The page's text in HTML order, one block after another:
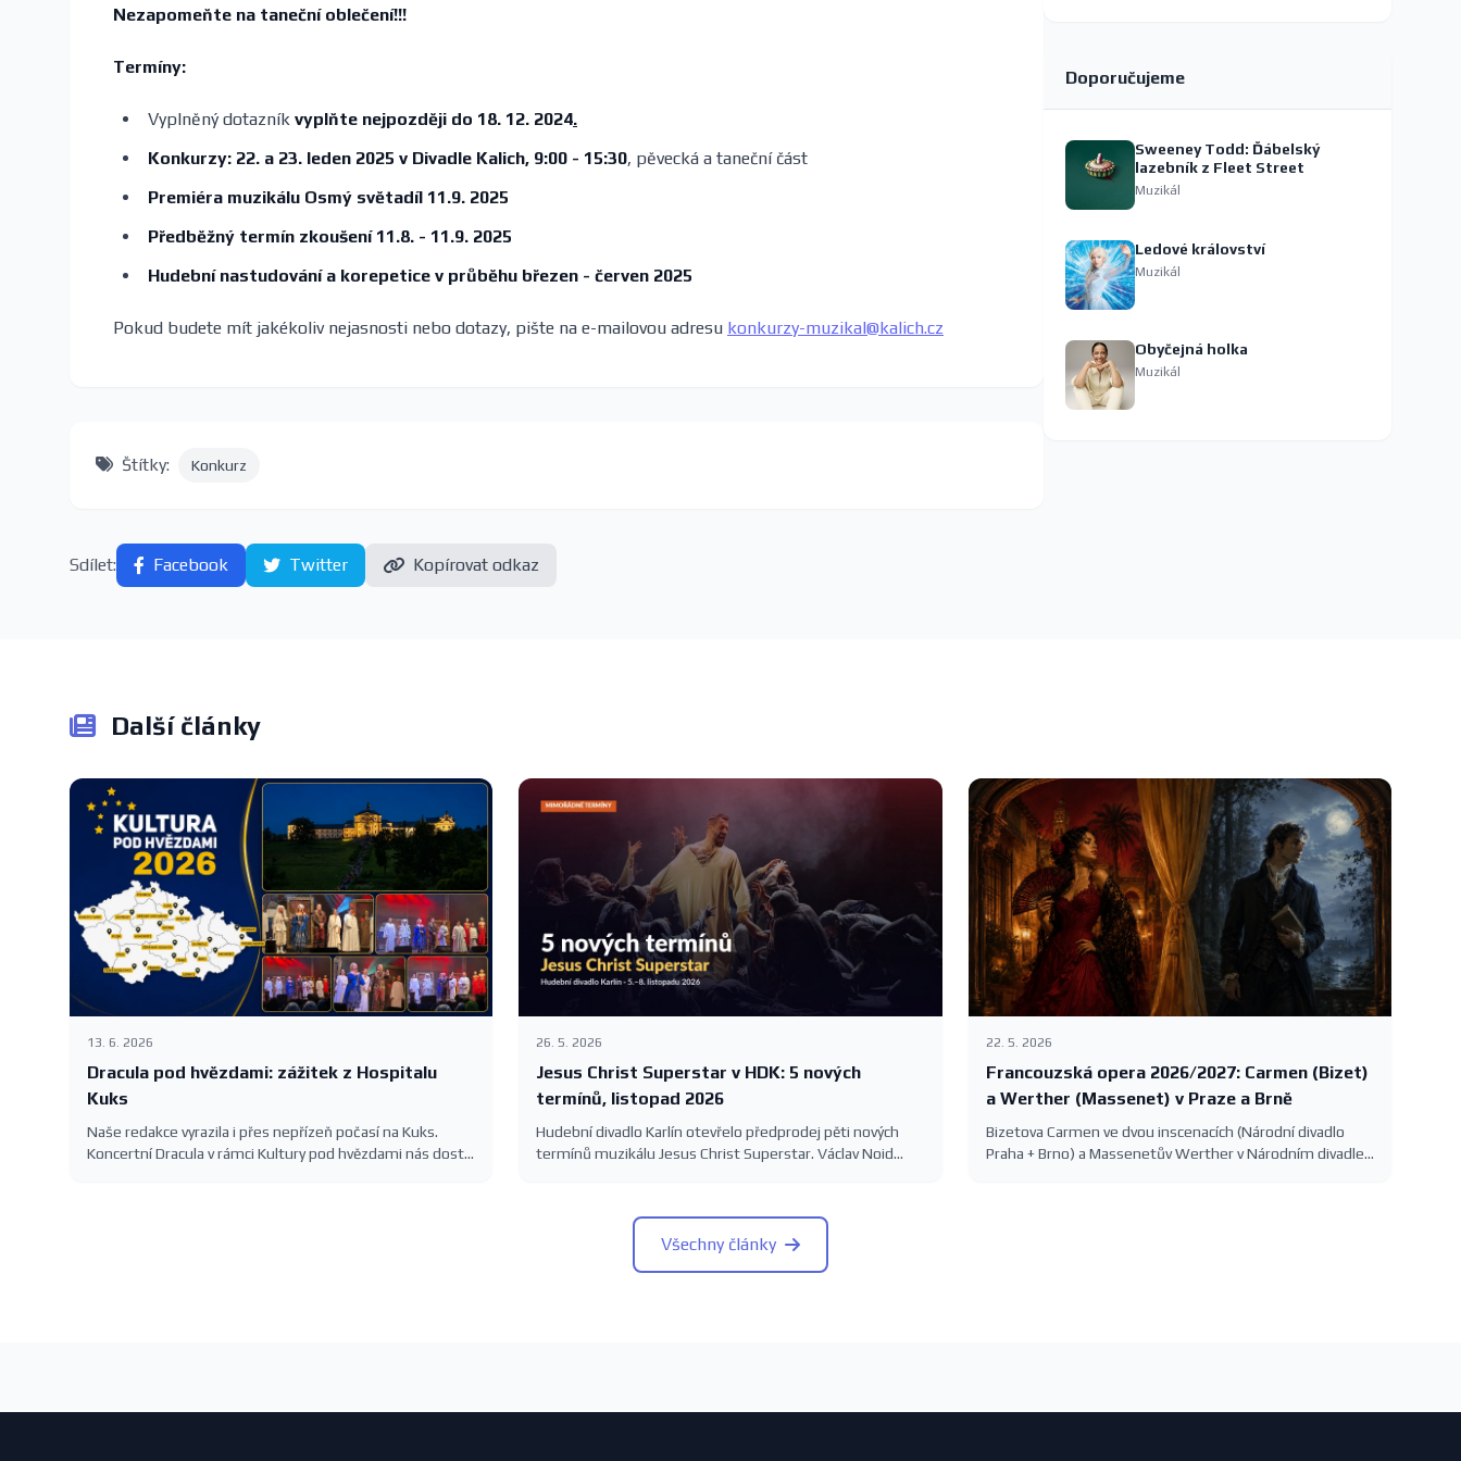
Nezapomeňte na taneční oblečení!!!
Termíny:
Vyplněný dotazník vyplňte nejpozději do 18. 12. 2024.
Konkurzy: 22. a 23. leden 2025 v Divadle Kalich, 9:00 - 15:30, pěvecká a taneční část
Premiéra muzikálu Osmý světadíl 11.9. 2025
Předběžný termín zkoušení 11.8. - 11.9. 2025
Hudební nastudování a korepetice v průběhu březen - červen 2025
Pokud budete mít jakékoliv nejasnosti nebo dotazy, pište na e-mailovou adresu konkurzy-muzikal@kalich.cz
Štítky: Konkurz
Sdílet: Facebook Twitter Kopírovat odkaz
Doporučujeme
Sweeney Todd: Ďábelský
lazebník z Fleet Street
Muzikál
Ledové království
Muzikál
Obyčejná holka
Muzikál
Další články
13. 6. 2026
Dracula pod hvězdami: zážitek z Hospitalu
Kuks
Naše redakce vyrazila i přes nepřízeň počasí na Kuks.
Koncertní Dracula v rámci Kultury pod hvězdami nás dostal
26. 5. 2026
Jesus Christ Superstar v HDK: 5 nových
termínů, listopad 2026
Hudební divadlo Karlín otevřelo předprodej pěti nových
termínů muzikálu Jesus Christ Superstar. Václav Noid
22. 5. 2026
Francouzská opera 2026/2027: Carmen (Bizet)
a Werther (Massenet) v Praze a Brně
Bizetova Carmen ve dvou inscenacích (Národní divadlo
Praha + Brno) a Massenetův Werther v Národním divadle
Všechny články